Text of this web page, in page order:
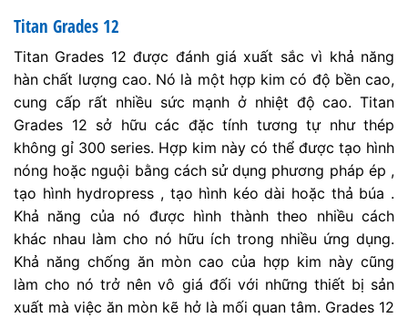
Titan Grades 12
Titan Grades 12 được đánh giá xuất sắc vì khả năng
hàn chất lượng cao. Nó là một hợp kim có độ bền cao,
cung cấp rất nhiều sức mạnh ở nhiệt độ cao. Titan
Grades 12 sở hữu các đặc tính tương tự như thép
không gỉ 300 series. Hợp kim này có thể được tạo hình
nóng hoặc nguội bằng cách sử dụng phương pháp ép ,
tạo hình hydropress , tạo hình kéo dài hoặc thả búa .
Khả năng của nó được hình thành theo nhiều cách
khác nhau làm cho nó hữu ích trong nhiều ứng dụng.
Khả năng chống ăn mòn cao của hợp kim này cũng
làm cho nó trở nên vô giá đối với những thiết bị sản
xuất mà việc ăn mòn kẽ hở là mối quan tâm. Grades 12